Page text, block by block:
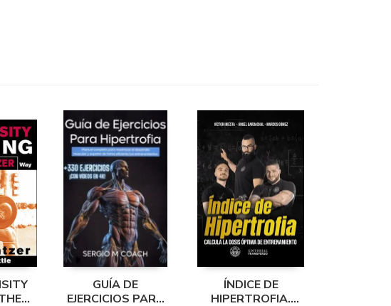
GUÍA DE
EJERCICIOS PARA
ÍNDICE DE
HIPERTROFIA.